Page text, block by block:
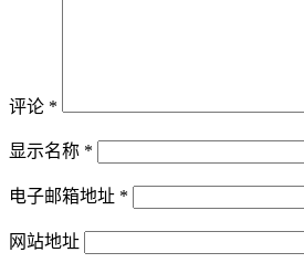
评论 *
显示名称 *
电子邮箱地址 *
网站地址